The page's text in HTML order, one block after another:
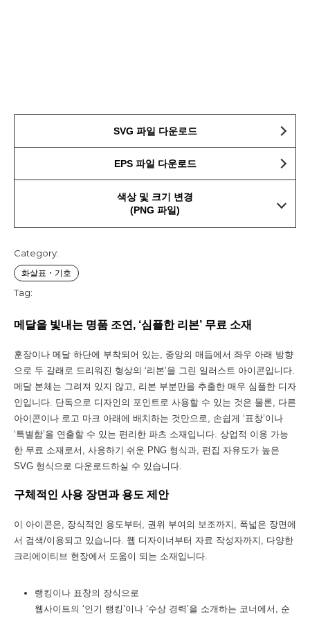
SVG 파일 다운로드
EPS 파일 다운로드
색상 및 크기 변경
(PNG 파일)
Category:
화살표・기호
Tag:
메달을 빛내는 명품 조연, ‘심플한 리본’ 무료 소재
훈장이나 메달 하단에 부착되어 있는, 중앙의 매듭에서 좌우 아래 방향
으로 두 갈래로 드리워진 형상의 ‘리본’을 그린 일러스트 아이콘입니다.
메달 본체는 그려져 있지 않고, 리본 부분만을 추출한 매우 심플한 디자
인입니다. 단독으로 디자인의 포인트로 사용할 수 있는 것은 물론, 다른
아이콘이나 로고 마크 아래에 배치하는 것만으로, 손쉽게 ‘표창’이나
‘특별함’을 연출할 수 있는 편리한 파츠 소재입니다. 상업적 이용 가능
한 무료 소재로서, 사용하기 쉬운 PNG 형식과, 편집 자유도가 높은
SVG 형식으로 다운로드하실 수 있습니다.
구체적인 사용 장면과 용도 제안
이 아이콘은, 장식적인 용도부터, 권위 부여의 보조까지, 폭넓은 장면에
서 검색/이용되고 있습니다. 웹 디자이너부터 자료 작성자까지, 다양한
크리에이티브 현장에서 도움이 되는 소재입니다.
랭킹이나 표창의 장식으로
웹사이트의 ‘인기 랭킹’이나 ‘수상 경력’을 소개하는 코너에서, 순